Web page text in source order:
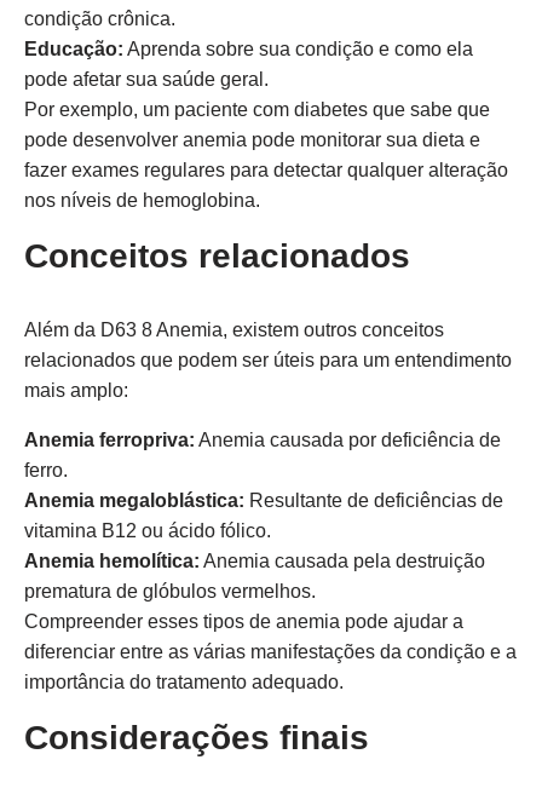
condição crônica.
Educação: Aprenda sobre sua condição e como ela
pode afetar sua saúde geral.
Por exemplo, um paciente com diabetes que sabe que
pode desenvolver anemia pode monitorar sua dieta e
fazer exames regulares para detectar qualquer alteração
nos níveis de hemoglobina.
Conceitos relacionados
Além da D63 8 Anemia, existem outros conceitos
relacionados que podem ser úteis para um entendimento
mais amplo:
Anemia ferropriva: Anemia causada por deficiência de
ferro.
Anemia megaloblástica: Resultante de deficiências de
vitamina B12 ou ácido fólico.
Anemia hemolítica: Anemia causada pela destruição
prematura de glóbulos vermelhos.
Compreender esses tipos de anemia pode ajudar a
diferenciar entre as várias manifestações da condição e a
importância do tratamento adequado.
Considerações finais